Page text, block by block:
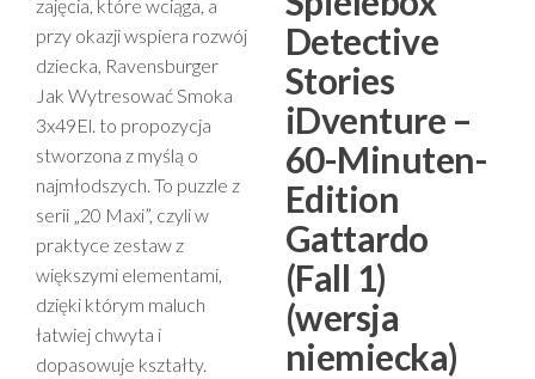
zajęcia, które wciąga, a
przy okazji wspiera rozwój
dziecka, Ravensburger
Jak Wytresować Smoka
3x49El. to propozycja
stworzona z myślą o
najmłodszych. To puzzle z
serii „20 Maxi”, czyli w
praktyce zestaw z
większymi elementami,
dzięki którym maluch
łatwiej chwyta i
dopasowuje kształty.
Detective
Stories
iDventure –
60-Minuten-
Edition
Gattardo
(Fall 1)
(wersja
niemiecka)